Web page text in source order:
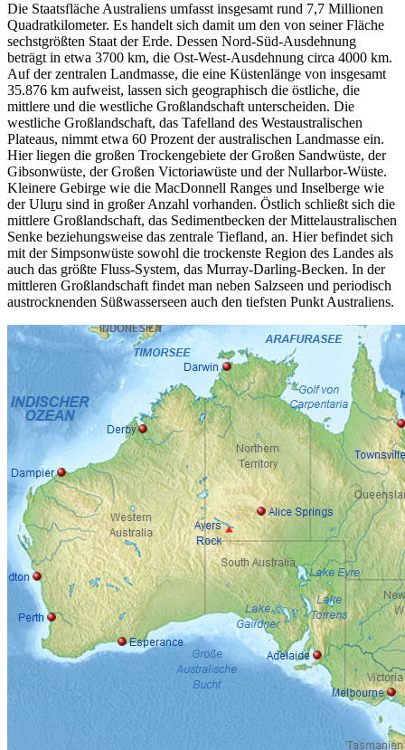
Die Staatsfläche Australiens umfasst insgesamt rund 7,7 Millionen
Quadratkilometer. Es handelt sich damit um den von seiner Fläche
sechstgrößten Staat der Erde. Dessen Nord-Süd-Ausdehnung
beträgt in etwa 3700 km, die Ost-West-Ausdehnung circa 4000 km.
Auf der zentralen Landmasse, die eine Küstenlänge von insgesamt
35.876 km aufweist, lassen sich geographisch die östliche, die
mittlere und die westliche Großlandschaft unterscheiden. Die
westliche Großlandschaft, das Tafelland des Westaustralischen
Plateaus, nimmt etwa 60 Prozent der australischen Landmasse ein.
Hier liegen die großen Trockengebiete der Großen Sandwüste, der
Gibsonwüste, der Großen Victoriawüste und der Nullarbor-Wüste.
Kleinere Gebirge wie die MacDonnell Ranges und Inselberge wie
der Uluṟu sind in großer Anzahl vorhanden. Östlich schließt sich die
mittlere Großlandschaft, das Sedimentbecken der Mittelaustralischen
Senke beziehungsweise das zentrale Tiefland, an. Hier befindet sich
mit der Simpsonwüste sowohl die trockenste Region des Landes als
auch das größte Fluss-System, das Murray-Darling-Becken. In der
mittleren Großlandschaft findet man neben Salzseen und periodisch
austrocknenden Süßwasserseen auch den tiefsten Punkt Australiens.